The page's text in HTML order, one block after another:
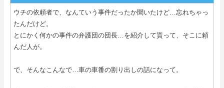
ウチの依頼者で、なんていう事件だったか聞いたけど…忘れちゃっ
たんだけど。
とにかく何かの事件の弁護団の団長…を紹介して貰って、そこに頼
んだ人が。
で、そんなこんなで…車の車番の割り出しの話になって。